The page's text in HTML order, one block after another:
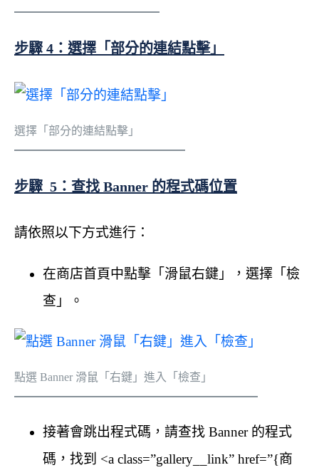
步驟 4：選擇「部分的連結點擊」
選擇「部分的連結點擊」
步驟 5：查找 Banner 的程式碼位置
請依照以下方式進行：
在商店首頁中點擊「滑鼠右鍵」，選擇「檢
查」。
點選 Banner 滑鼠「右鍵」進入「檢查」
接著會跳出程式碼，請查找 Banner 的程式
碼，找到 <a class=”gallery__link” href=”{商